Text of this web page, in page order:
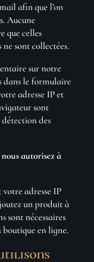
afin que l’on
Aucune
que celles
sont collectées.
sur notre
dans le formulaire
adresse IP et
sont
des
autorisez à
adresse IP
un produit à
sont nécessaires
en ligne.